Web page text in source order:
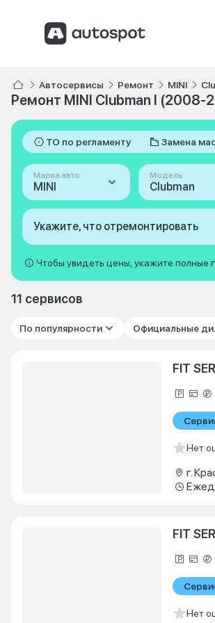
Автосервисы Ремонт MINI
Ремонт MINI Clubman I (2008-
ТО по регламенту Замена
Марка авто
MINI
Модель
Clubman
Укажите, что отремонтировать
Чтобы увидеть цены, укажите полные
11 сервисов
По популярности Официальные
FIT
Нет
г.
FIT
Нет